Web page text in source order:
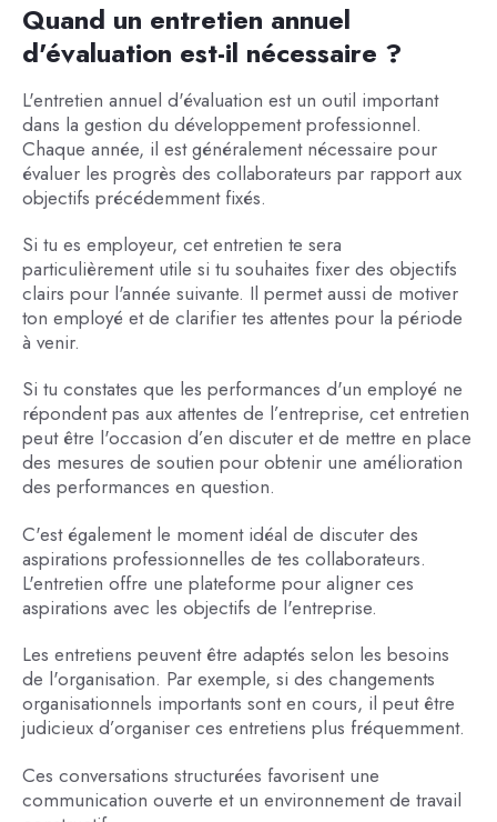
Quand un entretien annuel
d'évaluation est-il nécessaire ?
L'entretien annuel d'évaluation est un outil important
dans la gestion du développement professionnel.
Chaque année, il est généralement nécessaire pour
évaluer les progrès des collaborateurs par rapport aux
objectifs précédemment fixés.
Si tu es employeur, cet entretien te sera
particulièrement utile si tu souhaites fixer des objectifs
clairs pour l'année suivante. Il permet aussi de motiver
ton employé et de clarifier tes attentes pour la période
à venir.
Si tu constates que les performances d'un employé ne
répondent pas aux attentes de l’entreprise, cet entretien
peut être l'occasion d’en discuter et de mettre en place
des mesures de soutien pour obtenir une amélioration
des performances en question.
C'est également le moment idéal de discuter des
aspirations professionnelles de tes collaborateurs.
L'entretien offre une plateforme pour aligner ces
aspirations avec les objectifs de l'entreprise.
Les entretiens peuvent être adaptés selon les besoins
de l'organisation. Par exemple, si des changements
organisationnels importants sont en cours, il peut être
judicieux d’organiser ces entretiens plus fréquemment.
Ces conversations structurées favorisent une
communication ouverte et un environnement de travail